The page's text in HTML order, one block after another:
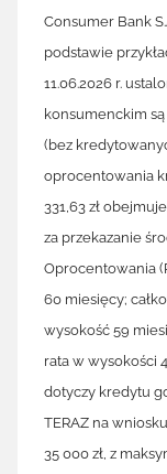
Consumer Bank
podstawie
11.06.2026 r.
konsumenckim
(bez
oprocentowania
331,63 zł
za przekazanie
Oprocentowania
60 miesięcy;
wysokość 59
rata w wysokości
dotyczy kredytu
TERAZ na
35 000 zł, z